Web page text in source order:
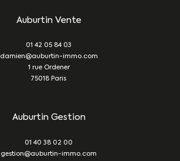
Auburtin Vente
01 42 05 84 03
damien@auburtin-immo.com
1 rue Ordener
75018
Paris
Auburtin Gestion
01 40 38 02 00
gestion@auburtin-immo.com